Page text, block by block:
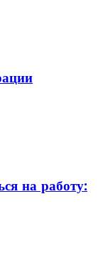
на работу: